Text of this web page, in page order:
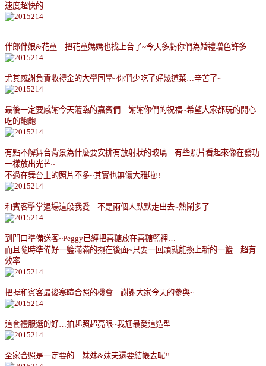
速度超快的
伴郎伴娘&花童 把花童媽媽也找上台了~今天多虧你們為婚禮增色許多
尤其感謝負責收禮金的大學同學~你們少吃了好幾道菜 辛苦了~
最後一定要感謝今天蒞臨的嘉賓們 謝謝你們的祝福~希望大家都玩的開心
吃的飽飽
有點不解舞台背景為什麼要安排有放射狀的玻璃
有些照片看起來像在發功
一樣放出光芒~
不過在舞台上的照片不多~其實也無傷大雅啦!!
和賓客擊掌退場這段我愛 不是兩個人默默走出去~熱鬧多了
到門口準備送客~Peggy已經把喜糖放在喜糖籃裡
而且隨時準備好一籃滿滿的擺在後面~只要一回頭就能換上新的一籃
超有
效率
把握和賓客最後寒暄合照的機會 謝謝大家今天的參與~
這套禮服選的好 拍起照超亮眼~我尪最愛這造型
全家合照是一定要的 妹妹&妹夫還要結帳去呢!!